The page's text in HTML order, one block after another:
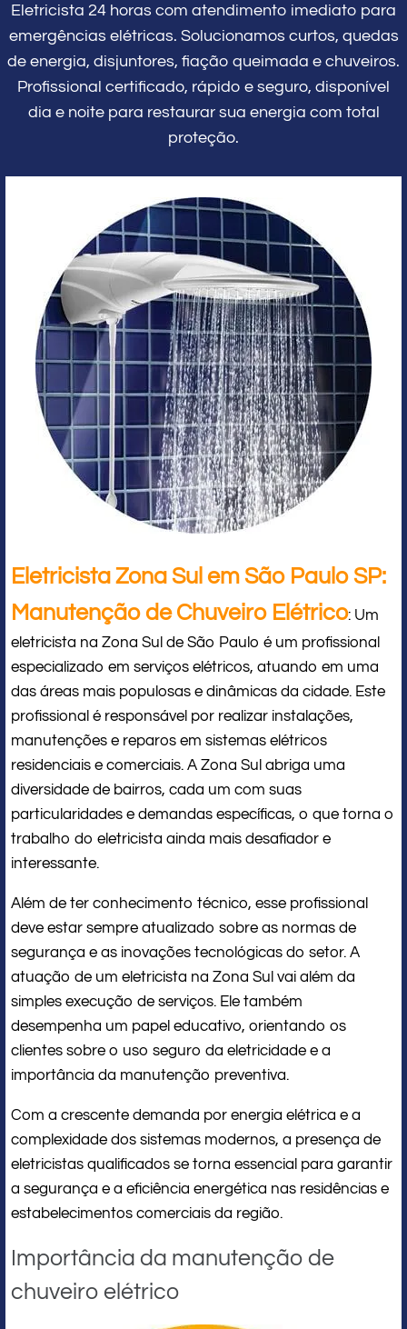
Eletricista 24 horas com atendimento imediato para
emergências elétricas. Solucionamos curtos, quedas
de energia, disjuntores, fiação queimada e chuveiros.
Profissional certificado, rápido e seguro, disponível
dia e noite para restaurar sua energia com total
proteção.
Eletricista Zona Sul em São Paulo SP:
Manutenção de Chuveiro Elétrico: Um
eletricista na Zona Sul de São Paulo é um profissional
especializado em serviços elétricos, atuando em uma
das áreas mais populosas e dinâmicas da cidade. Este
profissional é responsável por realizar instalações,
manutenções e reparos em sistemas elétricos
residenciais e comerciais. A Zona Sul abriga uma
diversidade de bairros, cada um com suas
particularidades e demandas específicas, o que torna o
trabalho do eletricista ainda mais desafiador e
interessante.
Além de ter conhecimento técnico, esse profissional
deve estar sempre atualizado sobre as normas de
segurança e as inovações tecnológicas do setor. A
atuação de um eletricista na Zona Sul vai além da
simples execução de serviços. Ele também
desempenha um papel educativo, orientando os
clientes sobre o uso seguro da eletricidade e a
importância da manutenção preventiva.
Com a crescente demanda por energia elétrica e a
complexidade dos sistemas modernos, a presença de
eletricistas qualificados se torna essencial para garantir
a segurança e a eficiência energética nas residências e
estabelecimentos comerciais da região.
Importância da manutenção de
chuveiro elétrico